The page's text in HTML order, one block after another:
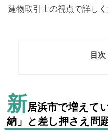
建物取引士の視点で詳しく
目次
新居浜市で増えて
納」と差し押さえ問